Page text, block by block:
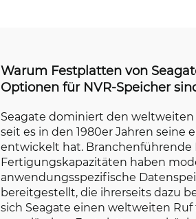
Warum Festplatten von
Optionen für NVR-Speicher
Seagate dominiert den
seit es in den 1980er Jahren seine
entwickelt hat. Branchenführende
Fertigungskapazitäten haben
anwendungsspezifische
bereitgestellt, die ihrerseits dazu
sich Seagate einen weltweiten